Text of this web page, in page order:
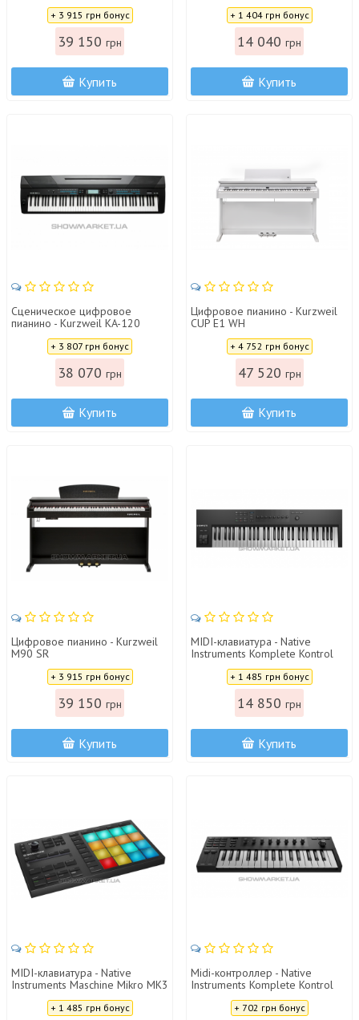
+ 3 915 грн бонус
39 150 грн
Купить
+ 1 404 грн бонус
14 040 грн
Купить
Сценическое цифровое
пианино - Kurzweil KA-120
+ 3 807 грн бонус
38 070 грн
Купить
Цифровое пианино - Kurzweil
CUP E1 WH
+ 4 752 грн бонус
47 520 грн
Купить
Цифровое пианино - Kurzweil
M90 SR
+ 3 915 грн бонус
39 150 грн
Купить
MIDI-клавиатура - Native
Instruments Komplete Kontrol
+ 1 485 грн бонус
14 850 грн
Купить
MIDI-клавиатура - Native
Instruments Maschine Mikro MK3
+ 1 485 грн бонус
Midi-контроллер - Native
Instruments Komplete Kontrol
+ 702 грн бонус